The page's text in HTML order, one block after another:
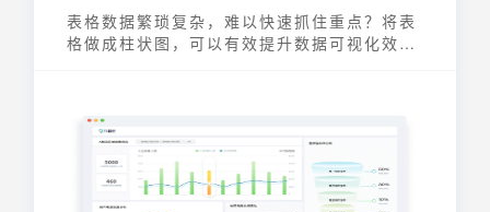
表格数据繁琐复杂，难以快速抓住重点？将表
格做成柱状图，可以有效提升数据可视化效